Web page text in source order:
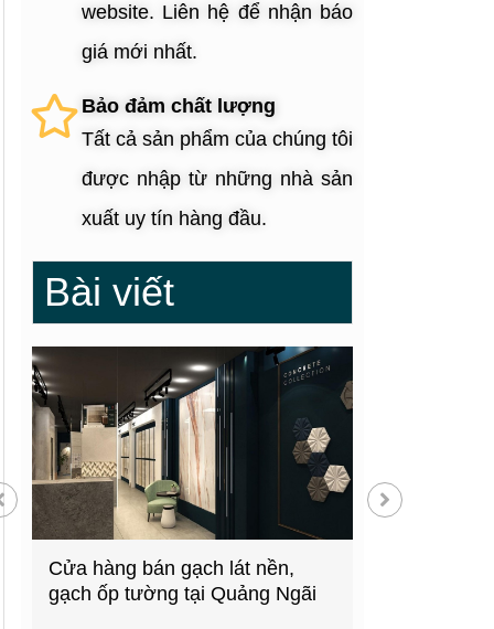
website. Liên hệ để nhận báo
giá mới nhất.
Bảo đảm chất lượng
Tất cả sản phẩm của chúng tôi
được nhập từ những nhà sản
xuất uy tín hàng đầu.
Bài viết
Cửa hàng bán gạch lát nền,
gạch ốp tường tại Quảng Ngãi